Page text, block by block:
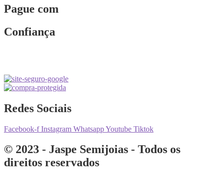
Pague com
Confiança
Redes Sociais
Facebook-f Instagram WhatsappYoutube Tiktok
© 2023 - Jaspe Semijoias - Todos os
direitos reservados